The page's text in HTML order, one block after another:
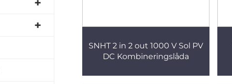
SNHT 2 in 2 out 1000 V Sol PV
DC Kombineringslåda